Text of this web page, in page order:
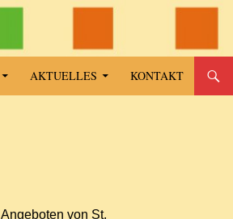
AKTUELLES KONTAKT
von St.